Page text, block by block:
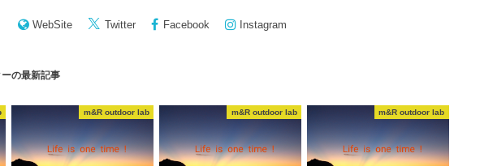
WebSite Twitter Facebook Instagram
の最新記事
m&R outdoor lab m&R outdoor lab m&R outdoor lab